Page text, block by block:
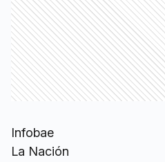
Infobae
La Nación